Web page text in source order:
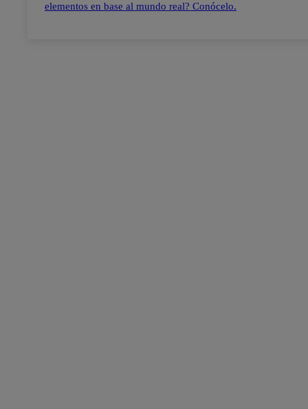
elementos en base al mundo real? Conócelo.